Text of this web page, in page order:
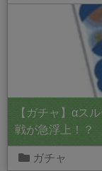
【ガチャ】αス
戦が急浮上！？
ガチャ